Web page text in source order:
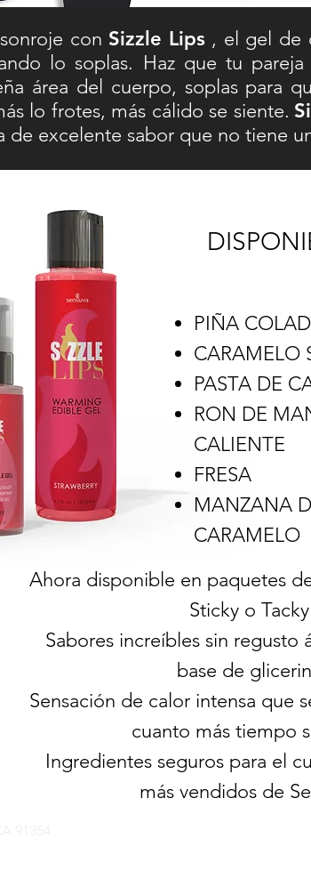
con Sizzle Lips , el gel de
lo soplas. Haz que tu
área del cuerpo, soplas para
lo frotes, más cálido se siente.
de excelente sabor que no tiene
PIÑA
CARAMELO
PASTA DE
RON DE
CALIENTE
FRESA
MANZANA
CARAMELO
Ahora disponible en paquetes
Sticky o Tacky
Sabores increíbles sin regusto
base de
Sensación de calor intensa que
cuanto más tiempo
Ingredientes seguros para el
más vendidos de